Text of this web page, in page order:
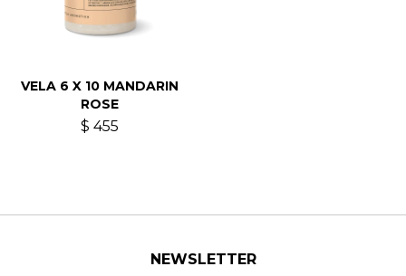
VELA 6 X 10 MANDARIN
ROSE
$ 455
NEWSLETTER